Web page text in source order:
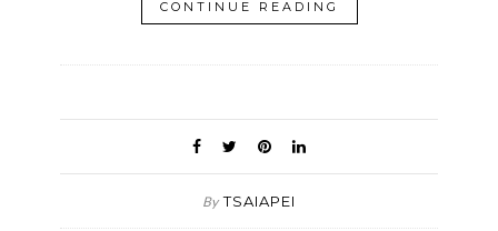
CONTINUE READING
By TSAIAPEI